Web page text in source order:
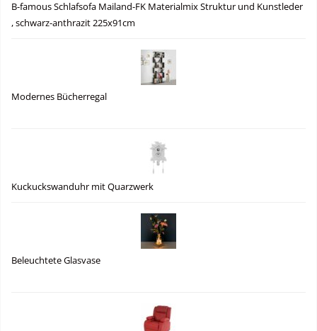
B-famous Schlafsofa Mailand-FK Materialmix Struktur und Kunstleder
, schwarz-anthrazit 225x91cm
Modernes Bücherregal
Kuckuckswanduhr mit Quarzwerk
Beleuchtete Glasvase